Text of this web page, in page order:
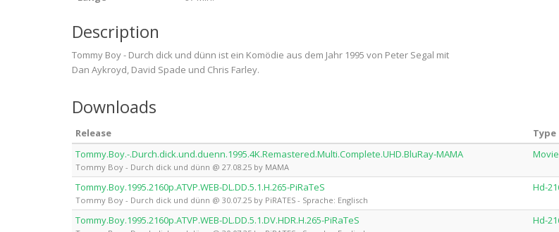
Description
Tommy Boy - Durch dick und dünn ist ein Komödie aus dem Jahr 1995 von Peter Segal mit
Dan Aykroyd, David Spade und Chris Farley.
Downloads
Release Type
Tommy.Boy.-.Durch.dick.und.duenn.1995.4K.Remastered.Multi.Complete.UHD.BluRay-MAMA
Tommy Boy - Durch dick und dünn @ 27.08.25 by MAMA
Tommy.Boy.1995.2160p.ATVP.WEB-DL.DD.5.1.H.265-PiRaTeS
Tommy Boy - Durch dick und dünn @ 30.07.25 by PiRATES - Sprache: Englisch
Hd-
Tommy.Boy.1995.2160p.ATVP.WEB-DL.DD.5.1.DV.HDR.H.265-PiRaTeS Hd-